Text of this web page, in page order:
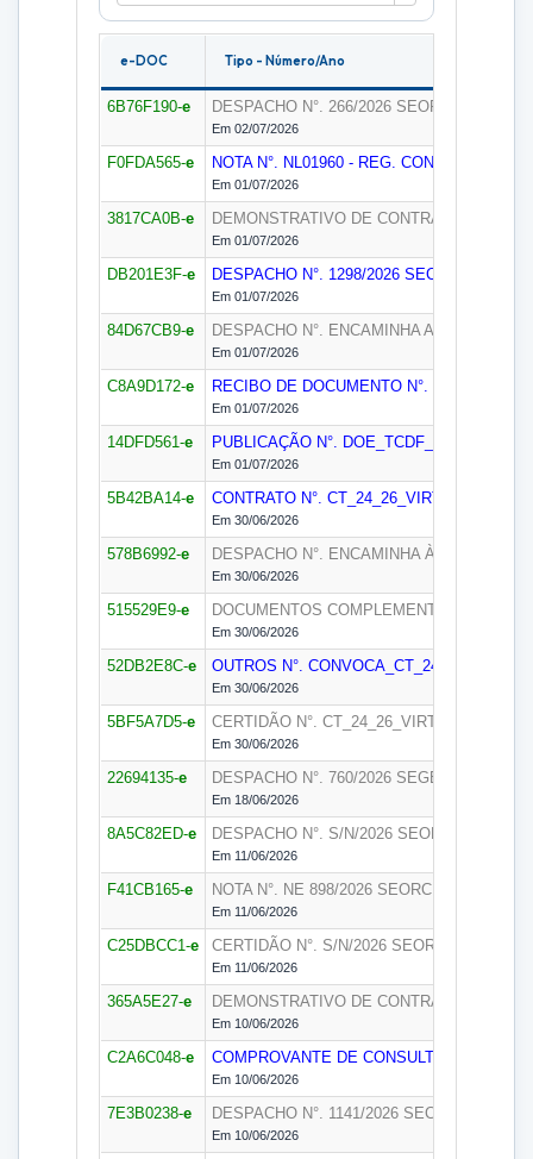
e-DOC Tipo - Número/Ano
6B76F190-e DESPACHO N°. 266/2026 SEORC
Em 02/07/2026
F0FDA565-e NOTA N°. NL01960 - REG. CONTRATO/2026
Em 01/07/2026
3817CA0B-e DEMONSTRATIVO DE CONTRATO –
Em 01/07/2026
DB201E3F-e DESPACHO N°. 1298/2026 SECOF
Em 01/07/2026
84D67CB9-e DESPACHO N°. ENCAMINHA AO
Em 01/07/2026
C8A9D172-e RECIBO DE DOCUMENTO N°.
Em 01/07/2026
14DFD561-e PUBLICAÇÃO N°. DOE_TCDF_Nº 74/2026
Em 01/07/2026
5B42BA14-e CONTRATO N°. CT_24_26_VIRTUAIT/2026
Em 30/06/2026
578B6992-e DESPACHO N°. ENCAMINHA À SEGEDAM/
Em 30/06/2026
515529E9-e DOCUMENTOS COMPLEMENTARES N°.
Em 30/06/2026
52DB2E8C-e OUTROS N°.
Em 30/06/2026
5BF5A7D5-e CERTIDÃO N°. CT_24_26_VIRTUAIT/2026
Em 30/06/2026
22694135-e DESPACHO N°. 760/2026 SEGEDAM
Em 18/06/2026
8A5C82ED-e DESPACHO N°. S/N/2026 SEORC
Em 11/06/2026
F41CB165-e NOTA N°. NE 898/2026 SEORC
Em 11/06/2026
C25DBCC1-e CERTIDÃO N°. S/N/2026 SEORC
Em 11/06/2026
365A5E27-e DEMONSTRATIVO DE CONTRATO –
Em 10/06/2026
C2A6C048-e COMPROVANTE DE CONSULTA DE
Em 10/06/2026
7E3B0238-e DESPACHO N°. 1141/2026 SECOF
Em 10/06/2026